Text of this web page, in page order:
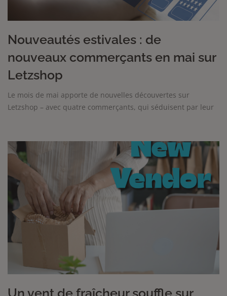
Nouveautés estivales : de
nouveaux commerçants en mai sur
Letzshop
Le mois de mai apporte de nouvelles découvertes sur
Letzshop – avec quatre commerçants, qui séduisent par leur
Un vent de fraîcheur souffle sur